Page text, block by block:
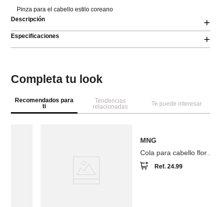
Pinza para el cabello estilo coreano
Descripción
+
Especificaciones +
Completa tu look
Recomendados para
ti
Tendencias
relacionadas
Te puede interesar
MNG
Pack 2 colas para cabello
abalorios
Ref.24.99